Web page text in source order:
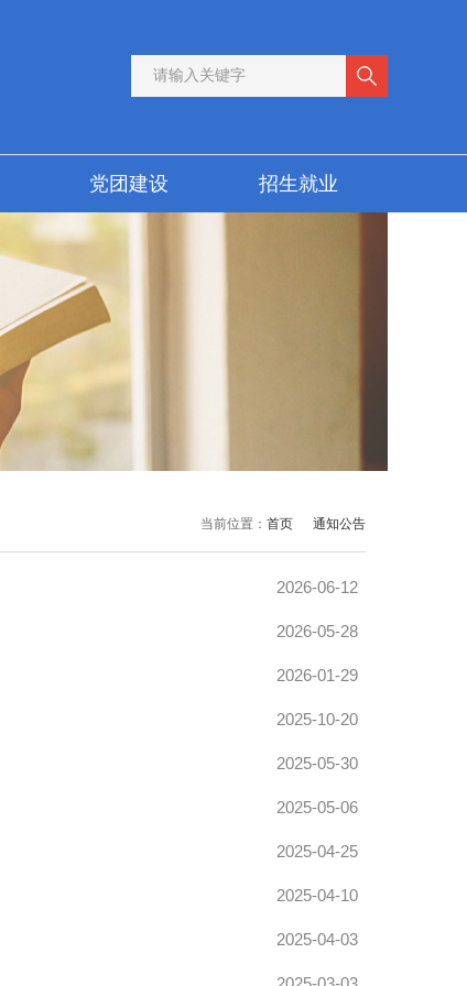
党团建设 招生就业
当前位置： 首页 通知公告
2026-06-12
2026-05-28
2026-01-29
2025-10-20
2025-05-30
2025-05-06
2025-04-25
2025-04-10
2025-04-03